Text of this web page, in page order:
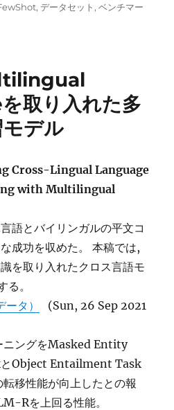
,データセット ,ベンチマー
取り入れた多
デル
Cross-Lingual Language
with Multilingual
語とバイリンガルの平文コ
成功を収めた。 本稿では,
を取り入れたクロス言語モ
。
タ）
(Sun, 26 Sep 2021
ニングをMasked Entity
Object Entailment Task
移性能が向上したとの報
Rを上回る性能。